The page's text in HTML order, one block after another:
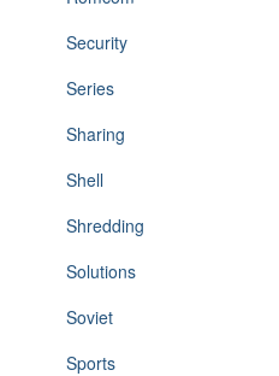
Security
Series
Sharing
Shell
Shredding
Solutions
Soviet
Sports